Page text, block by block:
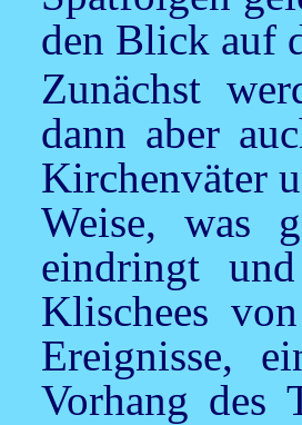
den Blick auf
Zunächst
dann aber
Kirchenväter
Weise, was
eindringt
Klischees
Ereignisse,
Vorhang des